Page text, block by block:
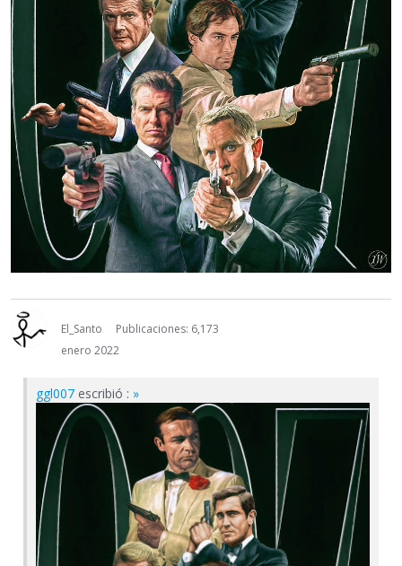
El_Santo
Publicaciones: 6,173
enero 2022
ggl007 escribió : »